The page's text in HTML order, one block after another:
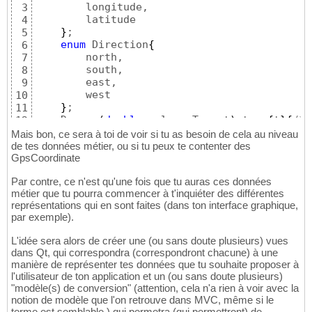
27
28
3
4
5
6
7
8
9
10
11
12
13
14
15
17
18
19
        longitude,
        latitude
} ;
enum Direction{
        north,
        south,
        east,
        west
} ;
    Degree
( double value, Type t ) :type { t } { /*
    Type type;
    Direction direction;
unsigned
unsigned short seconds;
unsigned double
};
Mais bon, ce sera à toi de voir si tu as besoin de cela au niveau
de tes données métier, ou si tu peux te contenter des
GpsCoordinate
Par contre, ce n'est qu'une fois que tu auras ces données
métier que tu pourra commencer à t'inquiéter des différentes
représentations qui en sont faites (dans ton interface graphique,
par exemple).
L'idée sera alors de créer une (ou sans doute plusieurs) vues
dans Qt, qui correspondra (correspondront chacune) à une
manière de représenter tes données que tu souhaite proposer à
l'utilisateur de ton application et un (ou sans doute plusieurs)
"modèle(s) de conversion" (attention, cela n'a rien à voir avec la
notion de modèle que l'on retrouve dans MVC, même si le